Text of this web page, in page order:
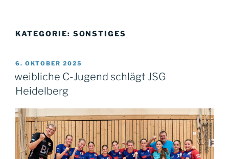
KATEGORIE: SONSTIGES
VERÖFFENTLICHT
6. OKTOBER 2025
weibliche C-Jugend schlägt JSG
Heidelberg